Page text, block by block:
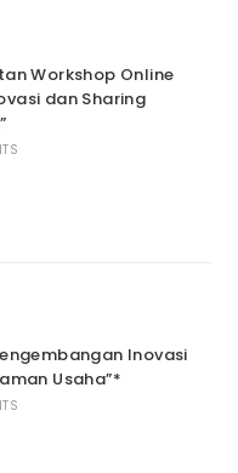
Workshop Online
dan Sharing
Inovasi
Usaha”*